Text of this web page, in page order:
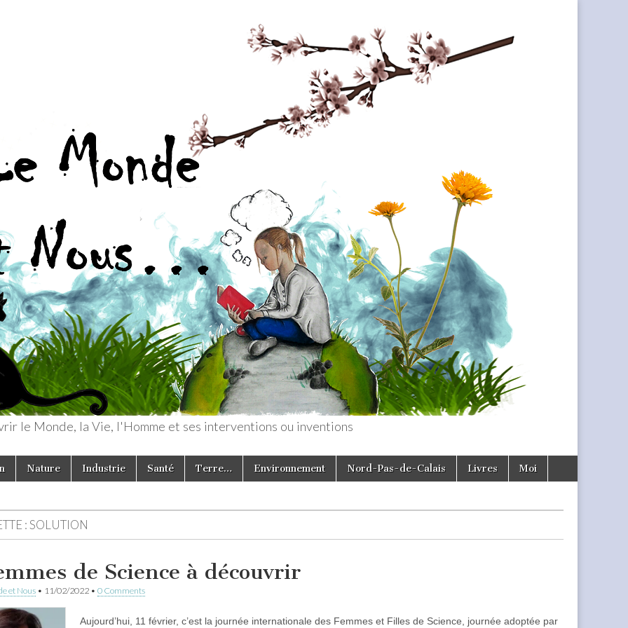
le Monde, la Vie, l'Homme et ses interventions ou inventions
Nature Industrie Santé Terre… Environnement Nord-Pas-de-Calais Livres Moi
:SOLUTION
de Science à découvrir
et Nous • 11/02/2022 • 0 Comments
Aujourd’hui, 11 février, c’est la journée internationale des Femmes et Filles de Science, journée adoptée par